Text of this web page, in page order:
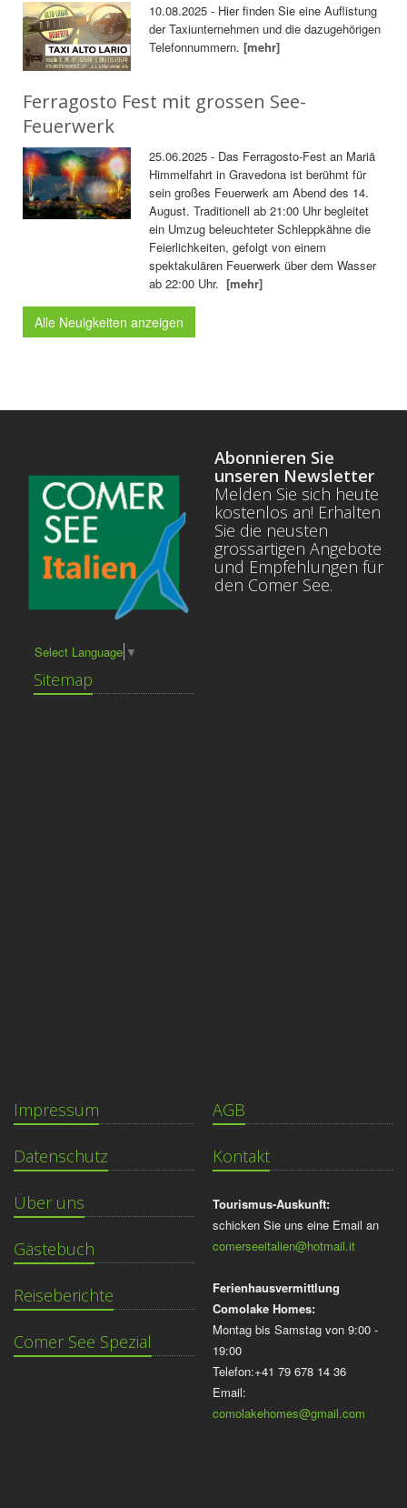
10.08.2025 - Hier finden Sie eine Auflistung
der Taxiunternehmen und die dazugehörigen
Telefonnummern.[mehr]
Ferragosto Fest mit grossen See-
Feuerwerk
25.06.2025 - Das Ferragosto-Fest an Mariä
Himmelfahrt in Gravedona ist berühmt für
sein großes Feuerwerk am Abend des 14.
August. Traditionell ab 21:00 Uhr begleitet
ein Umzug beleuchteter Schleppkähne die
Feierlichkeiten, gefolgt von einem
spektakulären Feuerwerk über dem Wasser
ab 22:00 Uhr.[mehr]
Alle Neuigkeiten anzeigen
Select Language ▼
Sitemap
Abonnieren Sie
unseren Newsletter
Melden Sie sich heute
kostenlos an! Erhalten
Sie die neusten
grossartigen Angebote
und Empfehlungen für
den Comer See.
Impressum
Datenschutz
Über uns
Gästebuch
Reiseberichte
Comer See Spezial
AGB
Kontakt
Tourismus-Auskunft:
schicken Sie uns eine Email an
comerseeitalien@hotmail.it
Ferienhausvermittlung
Comolake Homes:
Montag bis Samstag von 9:00 -
19:00
Telefon:+41 79 678 14 36
Email:
comolakehomes@gmail.com